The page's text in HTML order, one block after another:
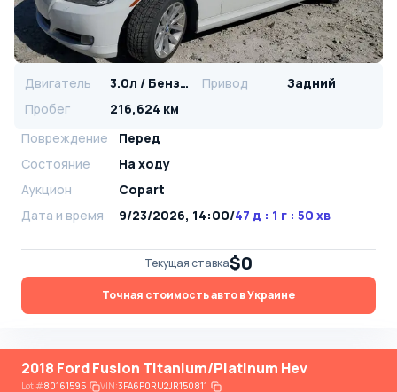
Двигатель 3.0л / Бензин Привод
Задний
Пробег
216,624 км
Повреждение
Перед
Состояние
На ходу
Аукцион
Copart
Дата и время
9/23/2026, 14:00/47 д : 1 г : 50 хв
Текущая ставка$0
Точная стоимость авто в Украине
2018 Ford Fusion Titanium/Platinum Hev
Lot#80161595 VIN:3FA6P0RU2JR150811